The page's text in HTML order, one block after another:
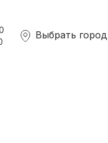
Выбрать город